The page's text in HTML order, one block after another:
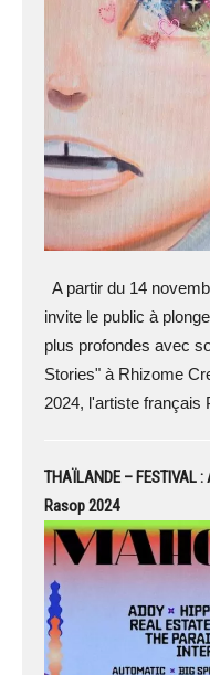
A partir du 14
invite le public à
plus profondes avec
Stories" à Rhizome
2024, l'artiste français
THAÏLANDE – FESTIVAL
Rasop 2024